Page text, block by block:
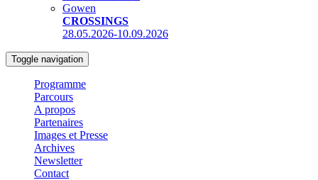
Gowen
CROSSINGS
28.05.2026-10.09.2026
Toggle navigation
Programme
Parcours
A propos
Partenaires
Images et Presse
Archives
Newsletter
Contact